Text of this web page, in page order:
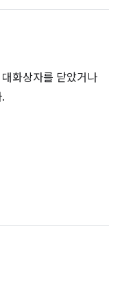
화상자를 닫았거나